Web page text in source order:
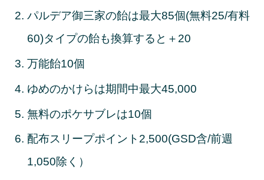
パルデア御三家の飴は最大85個(無料25/有料
60)タイプの飴も換算すると＋20
万能飴10個
ゆめのかけらは期間中最大45,000
無料のポケサブレは10個
配布スリープポイント2,500(GSD含/前週
1,050除く）